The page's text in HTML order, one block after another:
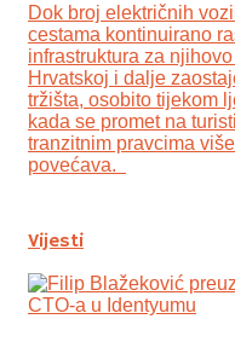
Dok broj električnih
cestama kontinuirano
infrastruktura za
Hrvatskoj i dalje
tržišta, osobito tijekom
kada se promet na
tranzitnim pravcima
povećava.
Vijesti